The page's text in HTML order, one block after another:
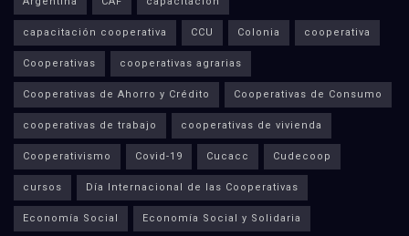
capacitación cooperativa CCU Colonia cooperativa
Cooperativas cooperativas agrarias
Cooperativas de Ahorro y Crédito Cooperativas de Consumo
cooperativas de trabajo cooperativas de vivienda
Cooperativismo Covid-19 Cucacc Cudecoop
cursos Día Internacional de las Cooperativas
Economía Social Economía Social y Solidaria